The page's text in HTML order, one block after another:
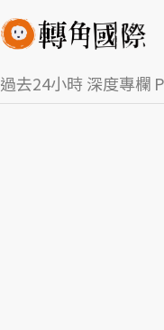
過去24小時深度專欄